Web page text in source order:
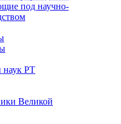
под научно-
наук РТ
Великой